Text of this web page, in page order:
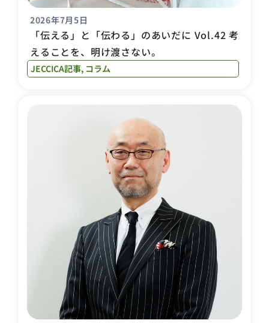
2026年7月5日
「伝える」と「伝わる」のあいだに Vol.42 考
えることを、明け渡さない。
JECCICA記事, コラム